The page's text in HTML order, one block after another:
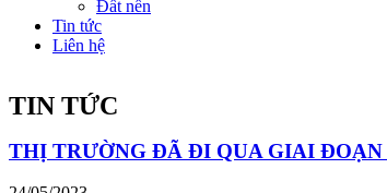
Đất nền
Tin tức
Liên hệ
TIN TỨC
THỊ TRƯỜNG ĐÃ ĐI QUA GIAI